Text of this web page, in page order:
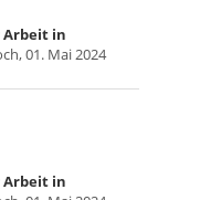
Arbeit in
01. Mai 2024
Arbeit in